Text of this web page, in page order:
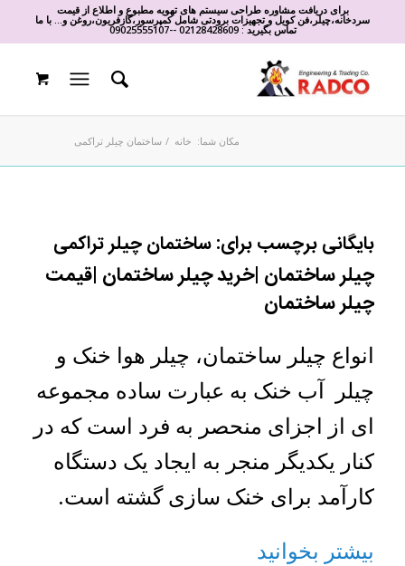
برای دریافت مشاوره طراحی سیستم های تهویه مطبوع و اطلاع از قیمت
سردخانه،چیلر،فن کویل و تجهیزات برودتی شامل کمپرسور،گازفریون،روغن و... با ما
تماس بگیرید :02128428609
-
-
09025555107
مکان شما: خانه / ساختمان چیلر تراکمی
بایگانی برچسب برای:ساختمان چیلر تراکمی
چیلر ساختمان |خرید چیلر ساختمان |قیمت
چیلر ساختمان
انواع چیلر ساختمان، چیلر هوا خنک و
چیلر آب خنک به عبارت ساده مجموعه
ای از اجزای منحصر به فرد است که در
کنار یکدیگر منجر به ایجاد یک دستگاه
کارآمد برای خنک سازی گشته است.
بیشتر بخوانید